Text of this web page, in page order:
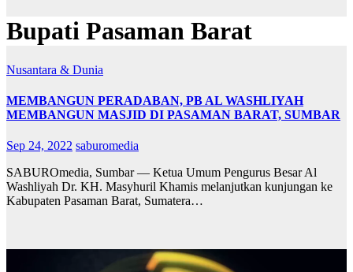
Bupati Pasaman Barat
Nusantara & Dunia
MEMBANGUN PERADABAN, PB AL WASHLIYAH
MEMBANGUN MASJID DI PASAMAN BARAT, SUMBAR
Sep 24, 2022 saburomedia
SABUROmedia, Sumbar — Ketua Umum Pengurus Besar Al
Washliyah Dr. KH. Masyhuril Khamis melanjutkan kunjungan ke
Kabupaten Pasaman Barat, Sumatera…